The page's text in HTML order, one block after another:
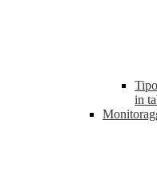
in